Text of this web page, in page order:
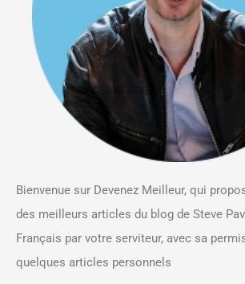
Bienvenue sur Devenez Meilleur, qui
des meilleurs articles du blog de Steve
Français par votre serviteur, avec sa
quelques articles personnels